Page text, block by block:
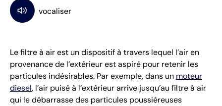
Le filtre à air est un dispositif à travers lequel l’air en
provenance de l’extérieur est aspiré pour retenir les
particules indésirables. Par exemple, dans un moteur
diesel, l’air puisé à l’extérieur arrive jusqu’au filtre à air
qui le débarrasse des particules poussiéreuses